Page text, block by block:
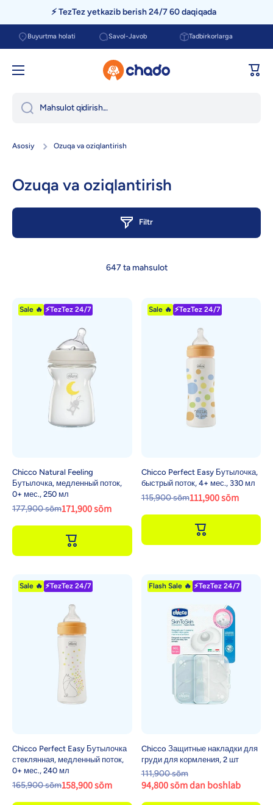
Umumiy ma'lumotga oʻtish
⚡ TezTez yetkazib berish 24/7 60 daqiqada
Buyurtma holati Savol-Javob Tadbirkorlarga
Savat
Mahsulot qidirish...
Asosiy Ozuqa va oziqlantirish
Ozuqa va oziqlantirish
Filtr
647 ta mahsulot
Sale 🔥 ⚡TezTez 24/7
Chicco Natural Feeling
Бутылочка, медленный поток,
0+ мес., 250 мл
177,900 sōm171,900 sōm
Sale 🔥 ⚡TezTez 24/7
Chicco Perfect Easy Бутылочка,
быстрый поток, 4+ мес., 330 мл
115,900 sōm111,900 sōm
Sale 🔥 ⚡TezTez 24/7
Chicco Perfect Easy Бутылочка
стеклянная, медленный поток,
0+ мес., 240 мл
165,900 sōm158,900 sōm
Flash Sale 🔥 ⚡TezTez 24/7
Chicco Защитные накладки для
груди для кормления, 2 шт
111,900 sōm
94,800 sōm dan boshlab